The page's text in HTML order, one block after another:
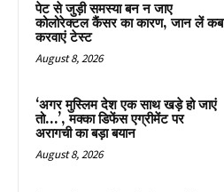
पेट से जुड़ी समस्या बन न जाए
कोलोरेक्टल कैंसर का कारण, जान लें कब
करवाएं टेस्ट
August 8, 2026
‘अगर मुस्लिम देश एक साथ खड़े हो जाएं
तो…’, मक्का डिफेंस एग्रीमेंट पर
अरागची का बड़ा बयान
August 8, 2026